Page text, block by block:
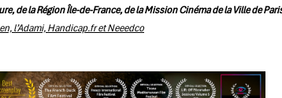
de la Région Île-de-France, de la Mission Cinéma de la Ville de
l’Adami, Handicap.fr et Neeedco